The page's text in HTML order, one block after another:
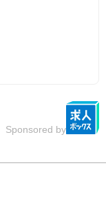
Sponsored by